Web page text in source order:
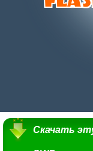
Скачать